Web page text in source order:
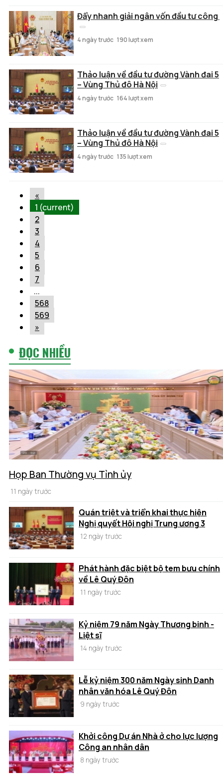
Đẩy nhanh giải ngân vốn đầu tư công
4 ngày trước 190 lượt xem
Thảo luận về đầu tư đường Vành đai 5
– Vùng Thủ đô Hà Nội
4 ngày trước 164 lượt xem
Thảo luận về đầu tư đường Vành đai 5
– Vùng Thủ đô Hà Nội
4 ngày trước 135 lượt xem
«
1 (current)
2
3
4
5
6
7
...
568
569
»
ĐỌC NHIỀU
Họp Ban Thường vụ Tỉnh ủy
11 ngày trước
Quán triệt và triển khai thực hiện
Nghị quyết Hội nghị Trung ương 3
12 ngày trước
Phát hành đặc biệt bộ tem bưu chính
về Lê Quý Đôn
11 ngày trước
Kỷ niệm 79 năm Ngày Thương binh -
Liệt sĩ
14 ngày trước
Lễ kỷ niệm 300 năm Ngày sinh Danh
nhân văn hóa Lê Quý Đôn
9 ngày trước
Khởi công Dự án Nhà ở cho lực lượng
Công an nhân dân
8 ngày trước